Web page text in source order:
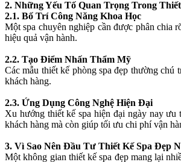
2. Những Yếu Tố Quan Trọng Trong
2.1. Bố Trí Công Năng Khoa Học
Một spa chuyên nghiệp cần được phân
hiệu quả vận hành.
2.2. Tạo Điểm Nhấn Thẩm Mỹ
Các mẫu thiết kế phòng spa đẹp thường
khách hàng.
2.3. Ứng Dụng Công Nghệ Hiện Đại
Xu hướng thiết kế spa hiện đại ngày nay
khách hàng mà còn giúp tối ưu chi phí vận
3. Vì Sao Nên Đầu Tư Thiết Kế Spa Đẹp
Một không gian thiết kế spa đẹp mang lại